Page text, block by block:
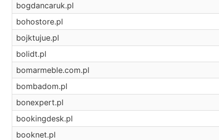
bogdancaruk.pl
bohostore.pl
bojktujue.pl
bolidt.pl
bomarmeble.com.pl
bombadom.pl
bonexpert.pl
bookingdesk.pl
booknet.pl